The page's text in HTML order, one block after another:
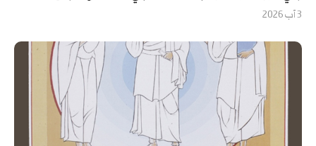
3 آب 2026